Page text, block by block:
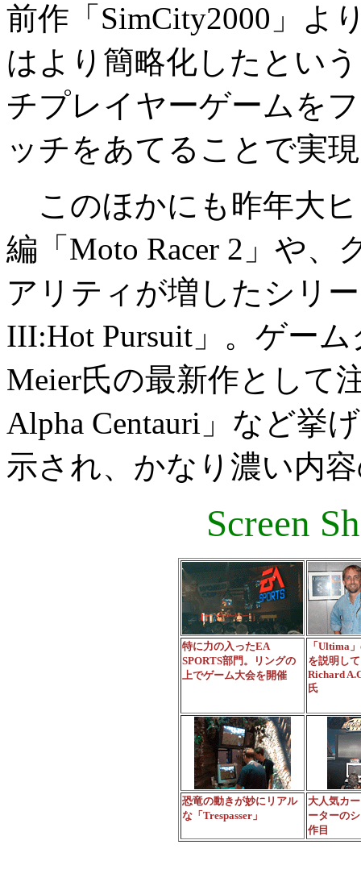
前作「SimCity2000」よ
はより簡略化したとい
チプレイヤーゲームを
ッチをあてることで実
このほかにも昨年大ヒ
編「Moto Racer 2」や
アリティが増したシリー
III:Hot Pursuit」。ゲー
Meier氏の最新作として
Alpha Centauri」など挙
示され、かなり濃い内
Screen
特に力の入ったEA
SPORTS部門。リングの
上でゲーム大会を開催
「Ultima
を説明し
Richard
氏
恐竜の動きが妙にリアル
な「Trespasser」
大人気カ
ーターの
作目